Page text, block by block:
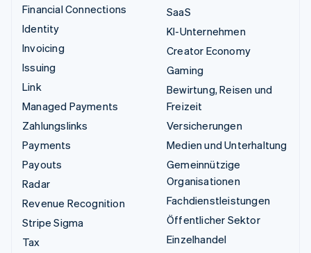
Financial Connections
Identity
Invoicing
Issuing
Link
Managed Payments
Zahlungslinks
Payments
Payouts
Radar
Revenue Recognition
Stripe Sigma
Tax
SaaS
KI-Unternehmen
Creator Economy
Gaming
Bewirtung, Reisen und
Freizeit
Versicherungen
Medien und Unterhaltung
Gemeinnützige
Organisationen
Fachdienstleistungen
Öffentlicher Sektor
Einzelhandel